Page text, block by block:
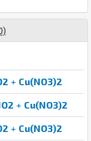
)
+ Cu(NO3)2
+ Cu(NO3)2
+ Cu(NO3)2